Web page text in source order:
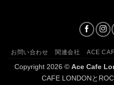
お問い合わせ 関連会社 ACE
Copyright 2026 © Ace Cafe
CAFE LONDONと